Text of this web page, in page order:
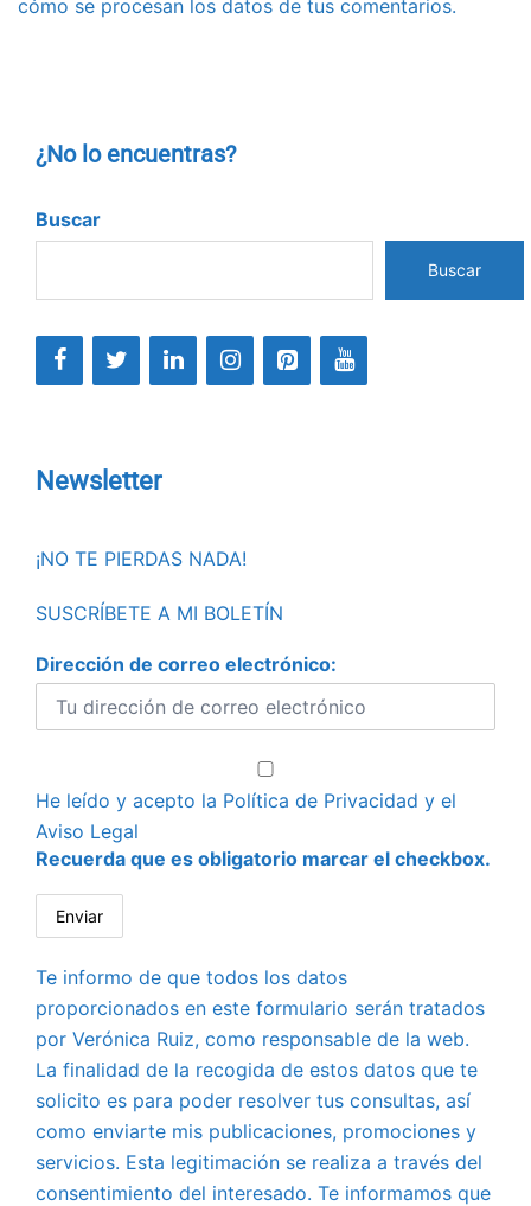
cómo se procesan los datos de tus comentarios.
¿No lo encuentras?
Buscar
Buscar
Newsletter
¡NO TE PIERDAS NADA!
SUSCRÍBETE A MI BOLETÍN
Dirección de correo electrónico:
He leído y acepto la Política de Privacidad y el
Aviso Legal
Recuerda que es obligatorio marcar el checkbox.
Te informo de que todos los datos
proporcionados en este formulario serán tratados
por Verónica Ruiz, como responsable de la web.
La finalidad de la recogida de estos datos que te
solicito es para poder resolver tus consultas, así
como enviarte mis publicaciones, promociones y
servicios. Esta legitimación se realiza a través del
consentimiento del interesado. Te informamos que